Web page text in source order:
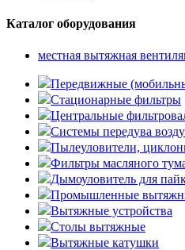
Каталог оборудования
местная вытяжная
Передвижные
Стационарные фильтры
Центральные
Системы передува
Пылеуловители,
Фильтры масляного
Дымоуловитель для
Промышленные
Вытяжные устройства
Столы вытяжные
Вытяжные катушки